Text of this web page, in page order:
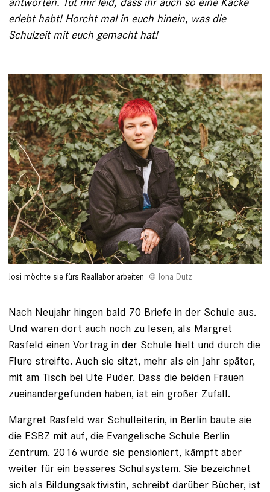
erlebt habt! Horcht mal in euch hinein, was die
Schulzeit mit euch gemacht hat!
Josi möchte sie fürs Reallabor arbeiten Iona Dutz
Nach Neujahr hingen bald 70 Briefe in der Schule aus.
Und ­waren dort auch noch zu lesen, als ­Margret
Rasfeld einen Vortrag in der ­Schule hielt und durch die
Flure streifte. Auch sie sitzt, mehr als ein Jahr später,
mit am Tisch bei Ute Puder. Dass die beiden Frauen
zueinandergefunden haben, ist ein großer Zufall.
Margret Rasfeld war ­Schulleiterin, in Berlin baute sie
die ESBZ mit auf, die Evangelische Schule Berlin
Zentrum. 2016 wurde sie pensioniert, kämpft aber
weiter für ein besseres Schul­system. Sie bezeichnet
sich als Bildungsaktivistin, schreibt darüber Bücher, ist